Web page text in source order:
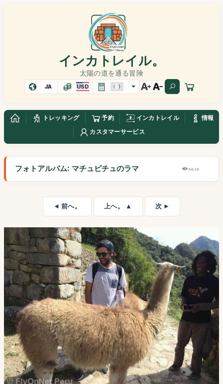
インカトレイル。
太陽の道を通る冒険
JA USD
トレッキング 予約 インカトレイル
情報
カスタマーサービス
フォトアルバム: マチュピチュのラマ 64,3K
◄ 前へ。 上へ。 ▲ 次 ►